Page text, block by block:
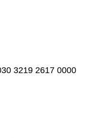
3219 2617 0000